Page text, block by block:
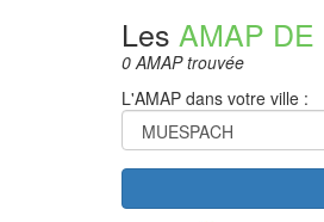
Les AMAP DE
0 AMAP trouvée
L'AMAP dans votre ville :